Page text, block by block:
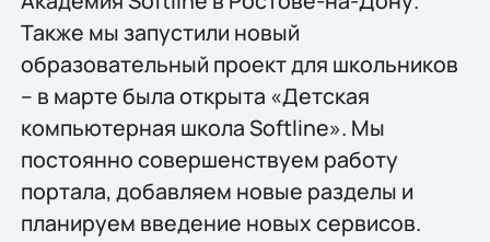
Также мы запустили новый
образовательный проект для школьников
– в марте была открыта «Детская
компьютерная школа Softline». Мы
постоянно совершенствуем работу
портала, добавляем новые разделы и
планируем введение новых сервисов.